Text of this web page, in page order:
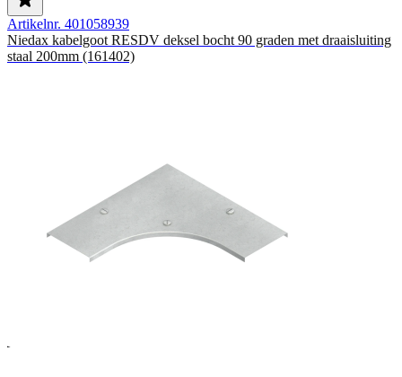
Artikelnr. 401058939
Niedax kabelgoot RESDV deksel bocht 90 graden met draaisluiting
staal 200mm (161402)